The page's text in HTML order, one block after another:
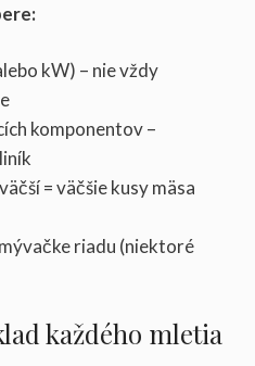
kW) – nie vždy
komponentov –
= väčšie kusy mäsa
riadu (niektoré
každého mletia